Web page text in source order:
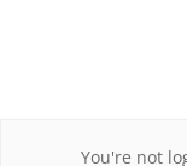
You're not